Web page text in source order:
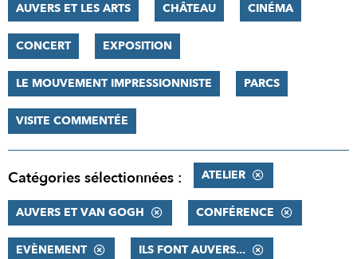
AUVERS ET LES ARTS CHÂTEAU CINÉMA
CONCERT EXPOSITION
LE MOUVEMENT IMPRESSIONNISTE PARCS
VISITE COMMENTÉE
Catégories sélectionnées : ATELIER
AUVERS ET VAN GOGH CONFÉRENCE
EVÈNEMENT ILS FONT AUVERS...